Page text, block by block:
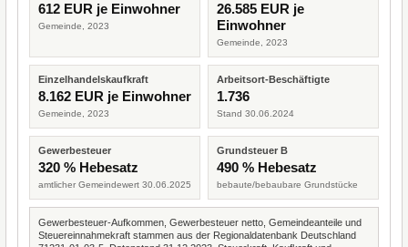
612 EUR je Einwohner
Gemeinde, 2023
26.585 EUR je
Einwohner
Gemeinde, 2023
Einzelhandelskaufkraft
8.162 EUR je Einwohner
Gemeinde, 2023
Arbeitsort-Beschäftigte
1.736
Stand 30.06.2024
Gewerbesteuer
320 % Hebesatz
amtlicher Gemeindewert 30.06.2025
Grundsteuer B
490 % Hebesatz
bebaute/bebaubare Grundstücke
Gewerbesteuer-Aufkommen, Gewerbesteuer netto, Gemeindeanteile und
Steuereinnahmekraft stammen aus der Regionaldatenbank Deutschland